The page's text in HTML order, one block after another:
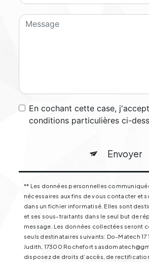
En cochant cette case,
conditions particulières ci-
Envoyer
** Les données personnelles
nécessaires aux fins de vous contacter et
dans un fichier informatisé. Elles sont
et ses sous-traitants dans le seul but de
message. Les données collectées seront
seuls destinataires suivants: Do-Matech 17
Judith, 17300 Rochefort
disposez de droits d’accès, de